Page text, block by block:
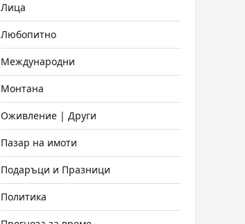
Лица
Любопитно
Международни
Монтана
Оживление | Други
Пазар на имоти
Подаръци и Празници
Политика